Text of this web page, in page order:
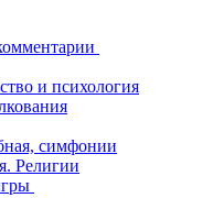
и психология
симфонии
Религии